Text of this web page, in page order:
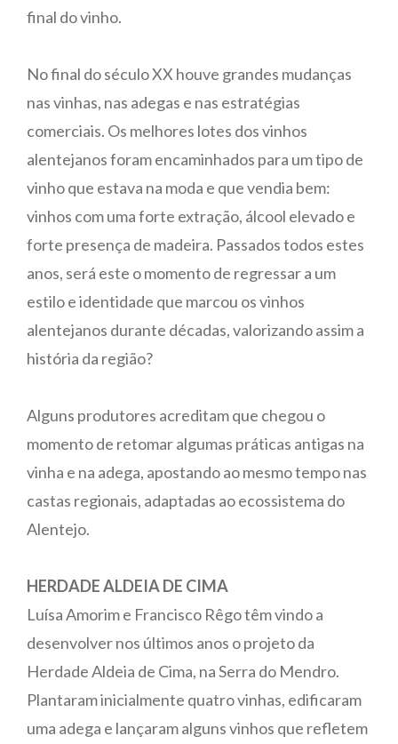
final do vinho.
No final do século XX houve grandes mudanças
nas vinhas, nas adegas e nas estratégias
comerciais. Os melhores lotes dos vinhos
alentejanos foram encaminhados para um tipo de
vinho que estava na moda e que vendia bem:
vinhos com uma forte extração, álcool elevado e
forte presença de madeira. Passados todos estes
anos, será este o momento de regressar a um
estilo e identidade que marcou os vinhos
alentejanos durante décadas, valorizando assim a
história da região?
Alguns produtores acreditam que chegou o
momento de retomar algumas práticas antigas na
vinha e na adega, apostando ao mesmo tempo nas
castas regionais, adaptadas ao ecossistema do
Alentejo.
HERDADE ALDEIA DE CIMA
Luísa Amorim e Francisco Rêgo têm vindo a
desenvolver nos últimos anos o projeto da
Herdade Aldeia de Cima, na Serra do Mendro.
Plantaram inicialmente quatro vinhas, edificaram
uma adega e lançaram alguns vinhos que refletem